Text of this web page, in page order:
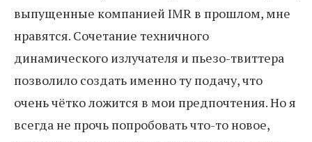
выпущенные компанией IMR в прошлом, мне
нравятся. Сочетание техничного
динамического излучателя и пьезо-твиттера
позволило создать именно ту подачу, что
очень чётко ложится в мои предпочтения. Но я
всегда не прочь попробовать что-то новое,